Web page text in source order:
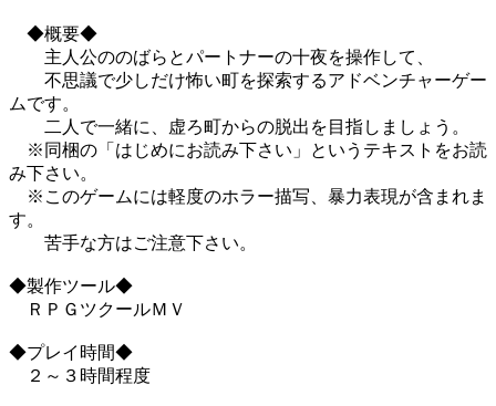
◆概要◆
主人公ののばらとパートナーの十夜を操作して、
不思議で少しだけ怖い町を探索するアドベンチャーゲー
ムです。
二人で一緒に、虚ろ町からの脱出を目指しましょう。
※同梱の「はじめにお読み下さい」というテキストをお読
み下さい。
※このゲームには軽度のホラー描写、暴力表現が含まれま
す。
苦手な方はご注意下さい。
◆製作ツール◆
ＲＰＧツクールＭＶ
◆プレイ時間◆
２～３時間程度